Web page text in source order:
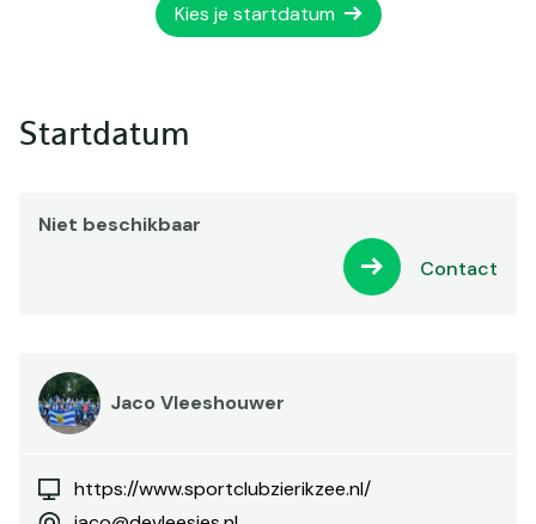
Kies je startdatum
Startdatum
Niet beschikbaar
Contact
Jaco Vleeshouwer
https://www.sportclubzierikzee.nl/